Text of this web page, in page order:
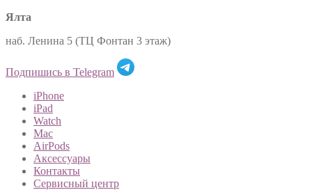
Ялта
наб. Ленина 5 (ТЦ Фонтан 3 этаж)
Подпишись в Telegram
iPhone
iPad
Watch
Mac
AirPods
Аксессуары
Контакты
Сервисный центр